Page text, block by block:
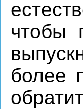
чтобы
более